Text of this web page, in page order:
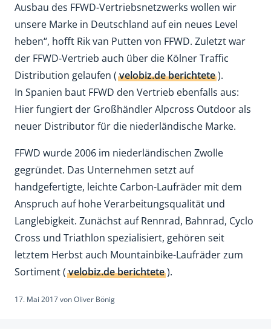
Ausbau des FFWD-Vertriebsnetzwerks wollen wir
unsere Marke in Deutschland auf ein neues Level
heben“, hofft Rik van Putten von FFWD. Zuletzt war
der FFWD-Vertrieb auch über die Kölner Traffic
Distribution gelaufen (velobiz.de berichtete).
In Spanien baut FFWD den Vertrieb ebenfalls aus:
Hier fungiert der Großhändler Alpcross Outdoor als
neuer Distributor für die niederländische Marke.
FFWD wurde 2006 im niederländischen Zwolle
gegründet. Das Unternehmen setzt auf
handgefertigte, leichte Carbon-Laufräder mit dem
Anspruch auf hohe Verarbeitungsqualität und
Langlebigkeit. Zunächst auf Rennrad, Bahnrad, Cyclo
Cross und Triathlon spezialisiert, gehören seit
letztem Herbst auch Mountainbike-Laufräder zum
Sortiment (velobiz.de berichtete).
17. Mai 2017vonOliver Bönig